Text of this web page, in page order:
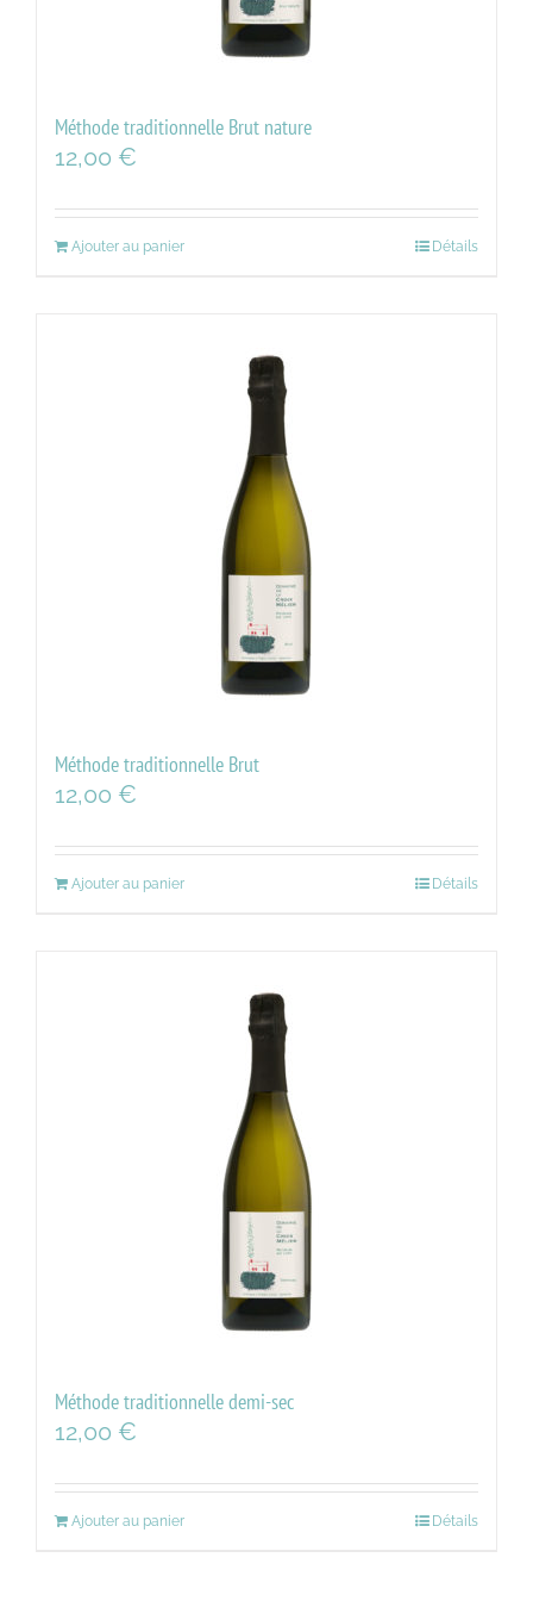
Méthode traditionnelle Brut nature
12,00 €
Ajouter au panier Détails
Méthode traditionnelle Brut
12,00 €
Ajouter au panier Détails
Méthode traditionnelle demi-sec
12,00 €
Ajouter au panier Détails